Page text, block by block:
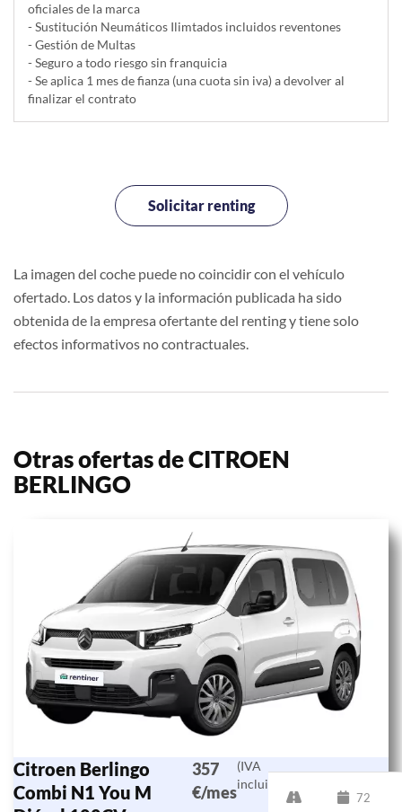
oficiales de la marca
- Sustitución Neumáticos Ilimtados incluidos reventones
- Gestión de Multas
- Seguro a todo riesgo sin franquicia
- Se aplica 1 mes de fianza (una cuota sin iva) a devolver al
finalizar el contrato
Solicitar renting
La imagen del coche puede no coincidir con el vehículo
ofertado. Los datos y la información publicada ha sido
obtenida de la empresa ofertante del renting y tiene solo
efectos informativos no contractuales.
Otras ofertas de CITROEN
BERLINGO
Citroen Berlingo
Combi N1 You M
357
€/mes
(IVA
incluido)
72